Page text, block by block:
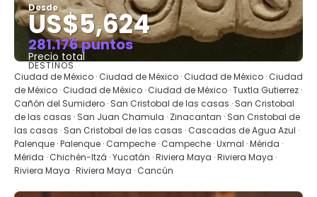
Desde
US$5,624
281.176 puntos
Precio total
Ver
DESTINOS
Ciudad de México · Ciudad de México · Ciudad de México · Ciudad
de México · Ciudad de México · Ciudad de México · Tuxtla Gutierrez ·
Cañón del Sumidero · San Cristobal de las casas · San Cristobal
de las casas · San Juan Chamula · Zinacantan · San Cristobal de
las casas · San Cristobal de las casas · Cascadas de Agua Azul ·
Palenque · Palenque · Campeche · Campeche · Uxmal · Mérida ·
Mérida · Chichén-Itzá · Yucatán · Riviera Maya · Riviera Maya ·
Riviera Maya · Riviera Maya · Cancún